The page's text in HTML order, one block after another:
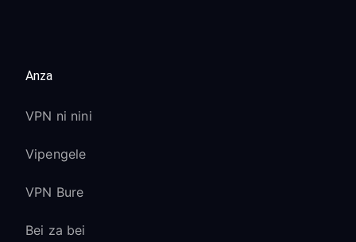
Anza
VPN ni nini
Vipengele
VPN Bure
Bei za bei